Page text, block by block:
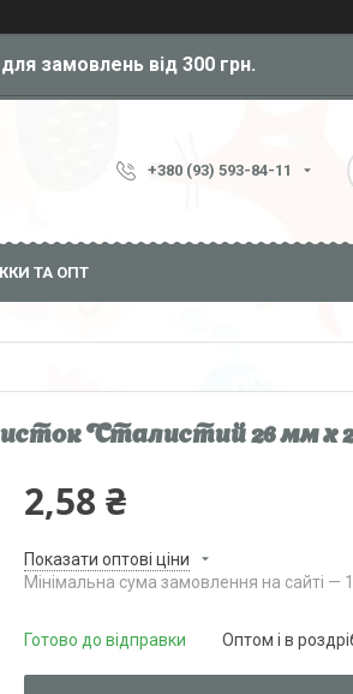
замовлень від 300 грн.
+380 (93) 593-84-11
ТА ОПТ
Сталистий 26 мм x
2,58 ₴
Показати оптові ціни
Мінімальна сума замовлення на сайті —
Готово до відправки Оптом і в